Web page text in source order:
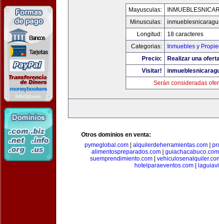
Mayusculas:
Minusculas:
Longitud:
18 caracteres
Categorias:
Inmuebles y
Precio:
Realizar una
Visitar!
Serán consideradas
Otros dominios en venta:
pymeglobal.com| alquilerdeherramientas.com|
alimentospreparados.com| guiachacabuco.com
suemprendimiento.com|
hotelparaeventos.com|